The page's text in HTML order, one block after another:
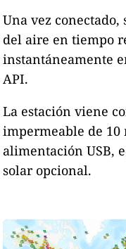
Una vez
del aire en tiempo
instantáneamente
API.
La estación viene
impermeable de 10
alimentación USB,
solar opcional.